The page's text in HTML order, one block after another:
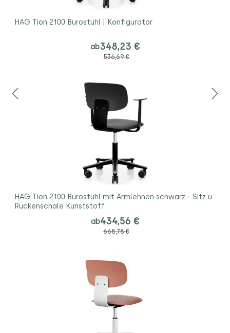
HAG Tion 2100 Bürostuhl | Konfigurator
ab348,23 €
536,69 €
HAG Tion 2100 Bürostuhl mit Armlehnen schwarz - Sitz u.
Rückenschale Kunststoff
ab434,56 €
668,78 €